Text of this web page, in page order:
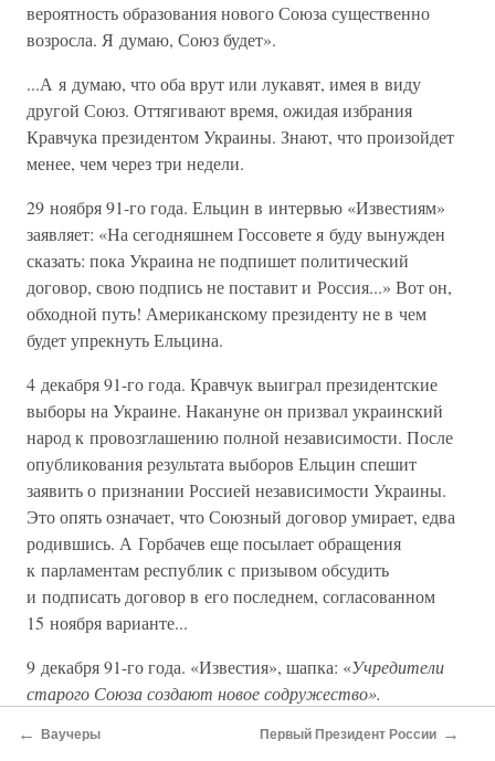
вероятность образования нового Союза существенно
возросла. Я думаю, Союз будет».
...А я думаю, что оба врут или лукавят, имея в виду
другой Союз. Оттягивают время, ожидая избрания
Кравчука президентом Украины. Знают, что произойдет
менее, чем через три недели.
29 ноября 91-го года. Ельцин в интервью «Известиям»
заявляет: «На сегодняшнем Госсовете я буду вынужден
сказать: пока Украина не подпишет политический
договор, свою подпись не поставит и Россия...» Вот он,
обходной путь! Американскому президенту не в чем
будет упрекнуть Ельцина.
4 декабря 91-го года. Кравчук выиграл президентские
выборы на Украине. Накануне он призвал украинский
народ к провозглашению полной независимости. После
опубликования результата выборов Ельцин спешит
заявить о признании Россией независимости Украины.
Это опять означает, что Союзный договор умирает, едва
родившись. А Горбачев еще посылает обращения
к парламентам республик с призывом обсудить
и подписать договор в его последнем, согласованном
15 ноября варианте...
9 декабря 91-го года. «Известия», шапка: «Учредители
старого Союза создают новое содружество».
подписано Соглашение трех республик о сотрудничестве.
← Ваучеры Первый Президент России →